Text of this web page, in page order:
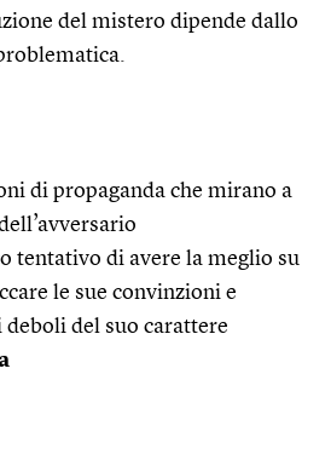
del mistero dipende dallo
di propaganda che mirano a
tentativo di avere la meglio su
le sue convinzioni e
del suo carattere